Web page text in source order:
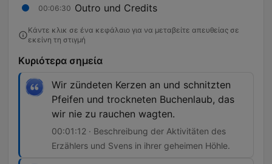
00:06:30 Outro und Credits
Κάντε κλικ σε ένα κεφάλαιο για να μεταβείτε απευθείας σε
εκείνη τη στιγμή
Κυριότερα σημεία
Wir zündeten Kerzen an und schnitzten
Pfeifen und trockneten Buchenlaub, das
wir nie zu rauchen wagten.
00:01:12 · Beschreibung der Aktivitäten des
Erzählers und Svens in ihrer geheimen Höhle.